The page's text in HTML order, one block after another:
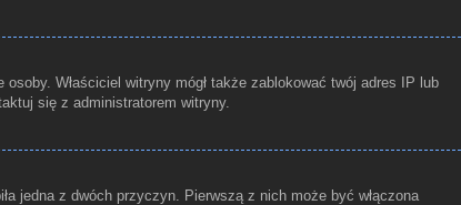
Właściciel witryny mógł także zablokować twój adres IP lub
się z administratorem witryny.
jedna z dwóch przyczyn. Pierwszą z nich może być włączona